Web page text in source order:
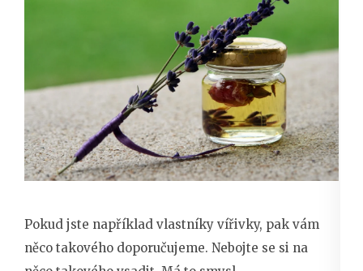
Pokud jste například vlastníky vířivky, pak vám
něco takového doporučujeme. Nebojte se si na